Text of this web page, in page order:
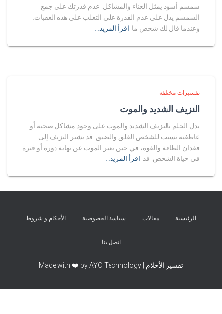
سمسم أسود يمثل العناء والمشاكل. عدم قدرتك على جمع
السمسم يدل على عدم القدرة على التغلب على هذه العقبات.
وعندما قال لك شخص ما اقرأ المزيد…
تفسيرات مختلفة
النزيف الشديد والموت
يدل الحلم بالنزيف الشديد والموت على وجود مشاكل صحية أو
عاطفية تسبب للشخص القلق والضيق. قد يشير النزيف إلى
فقدان الطاقة والقوة، في حين يعبر الموت عن نهاية دورة أو فترة
في حياة الشخص. قد اقرأ المزيد…
الرئيسية مقالات سياسة الخصوصية الأحكام و شروط
اتصل بنا
تفسير الأحلام | Made with ❤️ by AYO Technology